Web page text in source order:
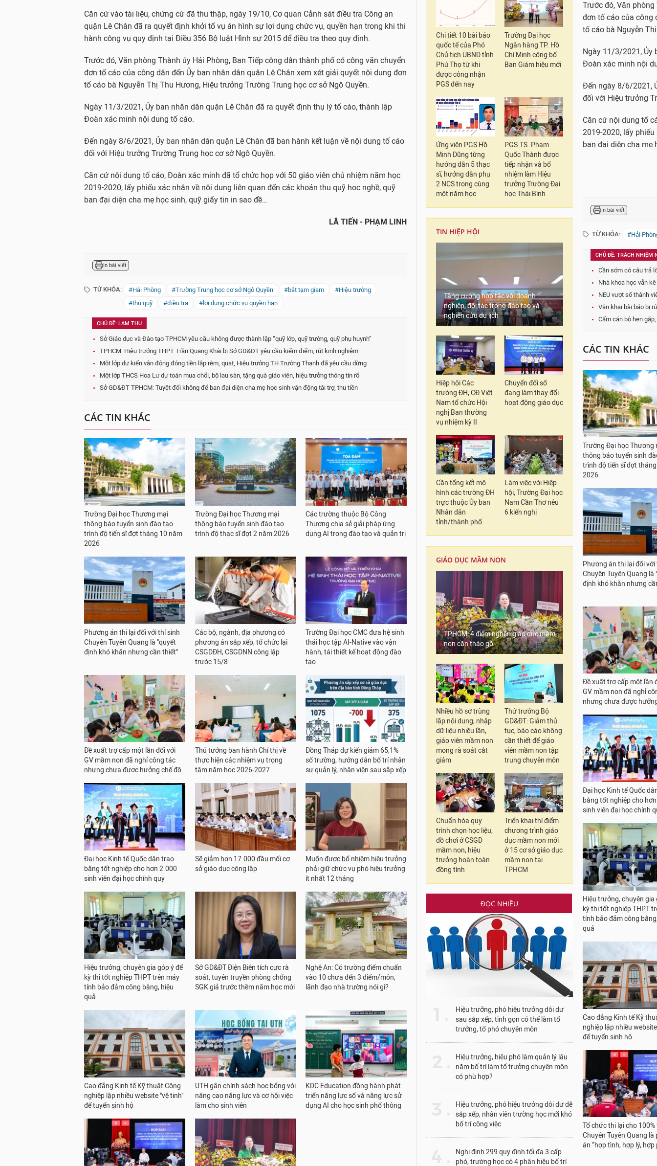
Căn cứ vào tài liệu, chứng cứ đã thu thập, ngày 19/10, Cơ quan Cảnh sát điều tra Công an
quận Lê Chân đã ra quyết định khởi tố vụ án hình sự lợi dụng chức vụ, quyền hạn trong khi thi
hành công vụ quy định tại Điều 356 Bộ luật Hình sự 2015 để điều tra theo quy định.
Trước đó, Văn phòng Thành ủy Hải Phòng, Ban Tiếp công dân thành phố có công văn chuyển
đơn tố cáo của công dân đến Ủy ban nhân dân quận Lê Chân xem xét giải quyết nội dung đơn
tố cáo bà Nguyễn Thị Thu Hương, Hiệu trưởng Trường Trung học cơ sở Ngô Quyền.
Ngày 11/3/2021, Ủy ban nhân dân quận Lê Chân đã ra quyết định thụ lý tố cáo, thành lập
Đoàn xác minh nội dung tố cáo.
Đến ngày 8/6/2021, Ủy ban nhân dân quận Lê Chân đã ban hành kết luận về nội dung tố cáo
đối với Hiệu trưởng Trường Trung học cơ sở Ngô Quyền.
Căn cứ nội dung tố cáo, Đoàn xác minh đã tổ chức họp với 50 giáo viên chủ nhiệm năm học
2019-2020, lấy phiếu xác nhận về nội dung liên quan đến các khoản thu quỹ học nghề, quỹ
ban đại diện cha mẹ học sinh, quỹ giấy tin in sao đề…
LÃ TIẾN - PHẠM LINH
In bài viết
TỪ KHÓA: #Hải Phòng #Trường Trung học cơ sở Ngô Quyền #bắt tạm giam
#Hiệu trưởng
#thủ quỹ
#điều tra #lợi dụng chức vụ quyền hạn
CHỦ ĐỀ: LẠM THU
Sở Giáo dục và Đào tạo TPHCM yêu cầu không được thành lập “quỹ lớp, quỹ trường, quỹ phụ huynh”
TPHCM: Hiệu trưởng THPT Trần Quang Khải bị Sở GD&ĐT yêu cầu kiểm điểm, rút kinh nghiệm
Một lớp dự kiến vận động đóng tiền lắp rèm, quạt, Hiệu trưởng TH Trường Thạnh đã yêu cầu dừng
Một lớp THCS Hoa Lư dự toán mua chổi, bộ lau sàn, tặng quà giáo viên, hiệu trưởng thông tin rõ
Sở GD&ĐT TPHCM: Tuyệt đối không để ban đại diện cha mẹ học sinh vận động tài trợ, thu tiền
CÁC TIN KHÁC
Trường Đại học Thương mại
thông báo tuyển sinh đào tạo
trình độ tiến sĩ đợt tháng 10 năm
2026
Trường Đại học Thương mại
thông báo tuyển sinh đào tạo
trình độ thạc sĩ đợt 2 năm 2026
Các trường thuộc Bộ Công
Thương chia sẻ giải pháp ứng
dụng AI trong đào tạo và quản trị
Phương án thi lại đối với thí sinh
Chuyên Tuyên Quang là "quyết
định khó khăn nhưng cần thiết"
Các bộ, ngành, địa phương có
phương án sắp xếp, tổ chức lại
CSGDĐH, CSGDNN công lập
trước 15/8
Trường Đại học CMC đưa hệ sinh
thái học tập AI-Native vào vận
hành, tái thiết kế hoạt động đào
tạo
Đề xuất trợ cấp một lần đối với
GV mầm non đã nghỉ công tác
nhưng chưa được hưởng chế độ
Thủ tướng ban hành Chỉ thị về
thực hiện các nhiệm vụ trọng
tâm năm học 2026-2027
Đồng Tháp dự kiến giảm 65,1%
số trường, hướng dẫn bố trí nhân
sự quản lý, nhân viên sau sắp xếp
Đại học Kinh tế Quốc dân trao
bằng tốt nghiệp cho hơn 2.000
sinh viên đại học chính quy
Sẽ giảm hơn 17.000 đầu mối cơ
sở giáo dục công lập
Muốn được bổ nhiệm hiệu trưởng
phải giữ chức vụ phó hiệu trưởng
ít nhất 12 tháng
Hiệu trưởng, chuyên gia góp ý để
kỳ thi tốt nghiệp THPT trên máy
tính bảo đảm công bằng, hiệu
quả
Sở GD&ĐT Điện Biên tích cực rà
soát, tuyên truyền phòng chống
SGK giả trước thềm năm học mới
Nghệ An: Có trường điểm chuẩn
vào 10 chưa đến 3 điểm/môn,
lãnh đạo nhà trường nói gì?
Cao đẳng Kinh tế Kỹ thuật Công
nghiệp lập nhiều website "vệ tinh"
để tuyển sinh hộ
UTH gắn chính sách học bổng với
nâng cao năng lực và cơ hội việc
làm cho sinh viên
KDC Education đồng hành phát
triển năng lực số và năng lực sử
dụng AI cho học sinh phổ thông
Chi tiết 10 bài báo
quốc tế của Phó
Chủ tịch UBND tỉnh
Phú Thọ từ khi
được công nhận
PGS đến nay
Trường Đại học
Ngân hàng TP. Hồ
Chí Minh công bố
Ban Giám hiệu mới
Ứng viên PGS Hồ
Minh Dũng từng
hướng dẫn 5 thạc
sĩ, hướng dẫn phụ
2 NCS trong cùng
một năm học
PGS.TS. Phạm
Quốc Thành được
tiếp nhận và bổ
nhiệm làm Hiệu
trưởng Trường Đại
học Thái Bình
TIN HIỆP HỘI
Tăng cường hợp tác với doanh
nghiệp, đối tác trong đào tạo và
nghiên cứu du lịch
Hiệp hội Các
trường ĐH, CĐ Việt
Nam tổ chức Hội
nghị Ban thường
vụ nhiệm kỳ II
Chuyển đổi số
đang làm thay đổi
hoạt động giáo dục
Cần tổng kết mô
hình các trường ĐH
trực thuộc Ủy ban
Nhân dân
tỉnh/thành phố
Làm việc với Hiệp
hội, Trường Đại học
Nam Cần Thơ nêu
6 kiến nghị
GIÁO DỤC MẦM NON
TPHCM: 4 điểm nghẽn giáo dục mầm
non cần tháo gỡ
Nhiều hồ sơ trùng
lặp nội dung, nhập
dữ liệu nhiều lần,
giáo viên mầm non
mong rà soát cắt
giảm
Thứ trưởng Bộ
GD&ĐT: Giảm thủ
tục, báo cáo không
cần thiết để giáo
viên mầm non tập
trung chuyên môn
Chuẩn hóa quy
trình chọn học liệu,
đồ chơi ở CSGD
mầm non, hiệu
trưởng hoàn toàn
đồng tình
Triển khai thí điểm
chương trình giáo
dục mầm non mới
ở 15 cơ sở giáo dục
mầm non tại
TPHCM
ĐỌC NHIỀU
Hiệu trưởng, phó hiệu trưởng dôi dư
sau sắp xếp, tinh gọn có thể làm tổ
trưởng, tổ phó chuyên môn
Hiệu trưởng, hiệu phó làm quản lý lâu
năm bố trí làm tổ trưởng chuyên môn
có phù hợp?
Hiệu trưởng, phó hiệu trưởng dôi dư dễ
sắp xếp, nhân viên trường học mới khó
bố trí công việc
Nghị định 299 quy định tối đa 3 cấp
phó, trường học có 4 phân hiệu bố trí
Trước đó, Văn
đơn tố cáo của công
tố cáo bà Nguyễn
Ngày 11/3/2021, Ủy
Đoàn xác minh nội
Đến ngày 8/6/2021,
đối với Hiệu trưởng
Căn cứ nội dung tố
2019-2020, lấy
ban đại diện cha mẹ
In bài viết
TỪ KHÓA: #Hải
CHỦ ĐỀ: TRÁCH NHIỆM
Cần sớm có câu trả
Nhà khoa học vẫn
NEU vượt số thành
Vẫn khai bài báo bị
Cấm cán bộ hẹn
CÁC TIN KHÁC
Trường Đại học Thương
thông báo tuyển sinh
trình độ tiến sĩ đợt
2026
Phương án thi lại đối
Chuyên Tuyên Quang là
định khó khăn nhưng
Đề xuất trợ cấp một lần
GV mầm non đã nghỉ
nhưng chưa được
Đại học Kinh tế Quốc
bằng tốt nghiệp cho
sinh viên đại học chính
Hiệu trưởng, chuyên gia
kỳ thi tốt nghiệp THPT
tính bảo đảm công
quả
Cao đẳng Kinh tế Kỹ
nghiệp lập nhiều
để tuyển sinh hộ
Tổ chức thi lại cho
Chuyên Tuyên Quang
án “hợp tình, hợp lý, hợp